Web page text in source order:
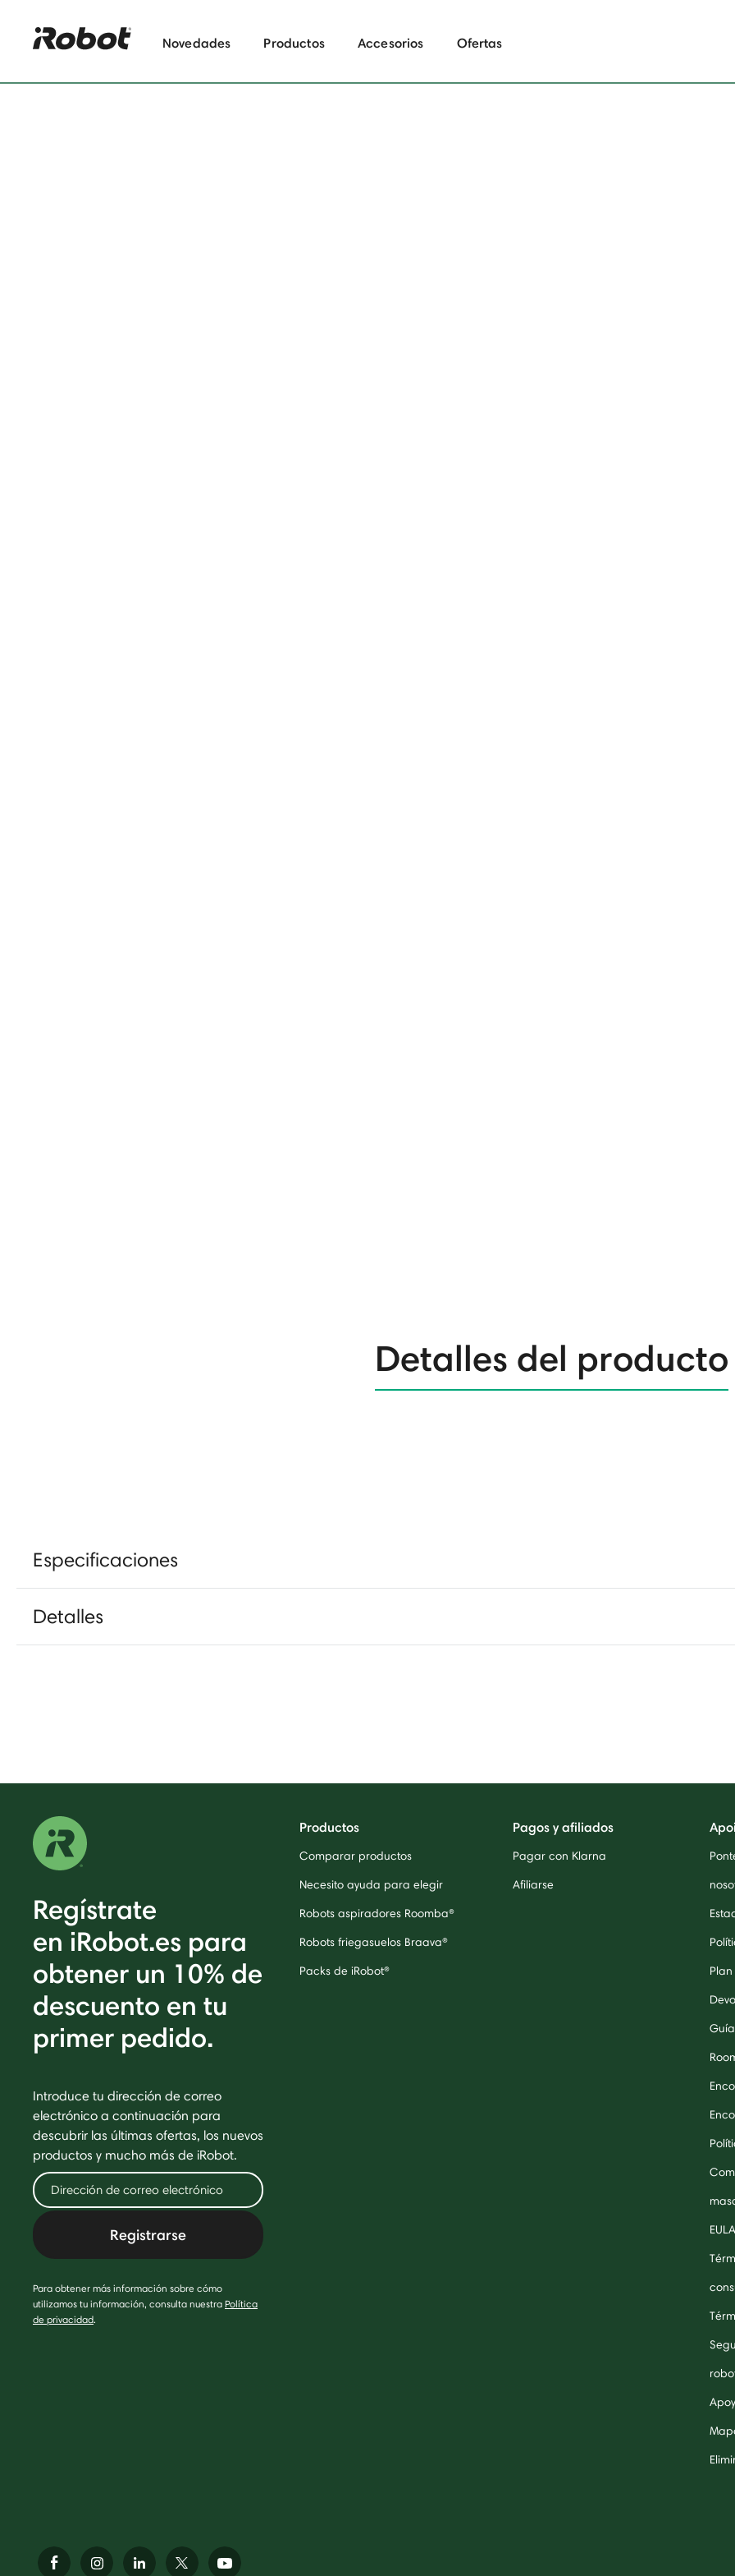
Novedades Productos Accesorios Ofertas
Detalles del producto
Especificaciones
Detalles
Regístrate
en iRobot.es para
obtener un 10% de
descuento en tu
primer pedido.
Introduce tu dirección de correo
electrónico a continuación para
descubrir las últimas ofertas, los nuevos
productos y mucho más de iRobot.
Registrarse
Para obtener más información sobre cómo
utilizamos tu información, consulta nuestra Política
de privacidad.
Productos
Comparar productos
Necesito ayuda para elegir
Robots aspiradores Roomba®
Robots friegasuelos Braava®
Packs de iRobot®
Pagos y afiliados
Pagar con Klarna
Afiliarse
EULA